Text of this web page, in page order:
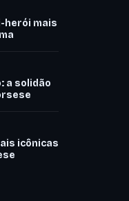
herói mais
a solidão
icônicas